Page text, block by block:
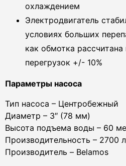
охлаждением
Электродвигатель
условиях больших
как обмотка
перегрузок +/- 10%
Параметры насоса
Тип насоса – Центробежный
Диаметр – 3″ (78 мм)
Высота подъема воды – 60
Производительность – 2700
Производитель – Belamos